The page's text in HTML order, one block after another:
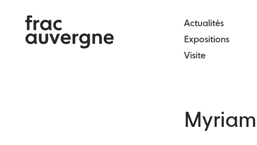
content
Actualités
Expositions
Visite